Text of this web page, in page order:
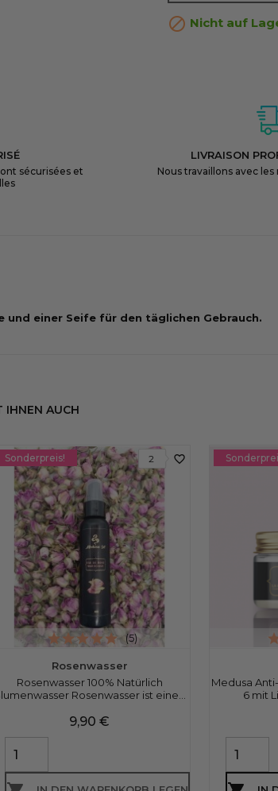
 Nicht auf
sécurisées et
LIVRAISON
Nous travaillons avec
einer Seife für den täglichen Gebrauch.
IHNEN AUCH
Rosenwasser
Rosenwasser 100% Natürlich
Rosenwasser ist eine...
Preis
9,90 €
favorite_border
2
(5)
Sonderpreis!
Medusa
6 mit